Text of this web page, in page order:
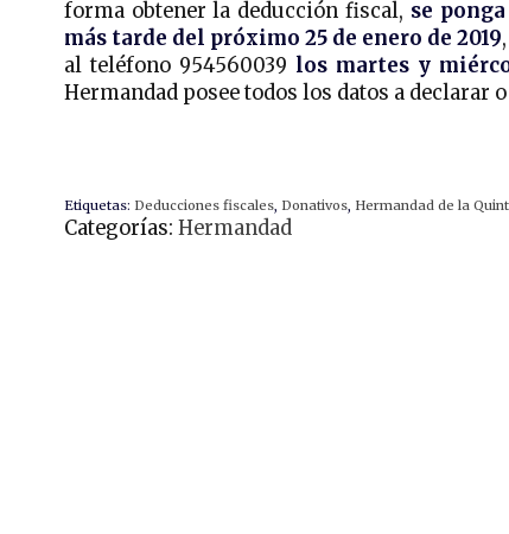
forma obtener la deducción fiscal, se
más tarde del próximo 25 de enero de 2019
al teléfono 954560039 los martes y
Hermandad posee todos los datos a
Etiquetas: Deducciones fiscales, Donativos, Hermandad de la
Categorías: Hermandad